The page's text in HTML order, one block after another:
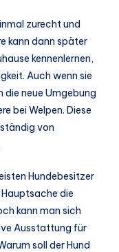
zurecht und
kann dann später
kennenlernen,
Auch wenn sie
die neue Umgebung
bei Welpen. Diese
von
Hundebesitzer
Hauptsache die
kann man sich
Ausstattung für
soll der Hund